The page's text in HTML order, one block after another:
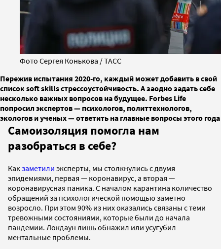
Фото Сергея Конькова / ТАСС
Пережив испытания 2020-го, каждый может добавить в свой
список soft skills стрессоустойчивость. А заодно задать себе
несколько важных вопросов на будущее. Forbes Life
попросил экспертов — психологов, политтехнологов,
экологов и ученых — ответить на главные вопросы этого года
Самоизоляция помогла нам
разобраться в себе?
Какзаметили эксперты, мы столкнулись с двумя
эпидемиями, первая — коронавирус, а вторая —
коронавирусная паника. С началом карантина количество
обращений за психологической помощью заметно
возросло. При этом 90% из них оказались связаны с теми
тревожными состояниями, которые были до начала
пандемии. Локдаун лишь обнажил или усугубил
ментальные проблемы.